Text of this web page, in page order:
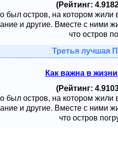
(Рейтинг:
был остров, на котором жили
и другие. Вместе с
что остров
Третья лучшая
Как важна в
(Рейтинг:
был остров, на котором жили
и другие. Вместе с
что остров